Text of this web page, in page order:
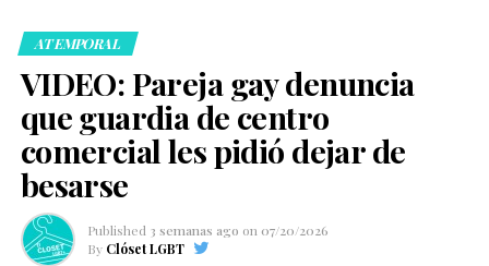
ATEMPORAL
VIDEO: Pareja gay denuncia
que guardia de centro
comercial les pidió dejar de
besarse
Published 3 semanas ago on 07/20/2026
By Clóset LGBT